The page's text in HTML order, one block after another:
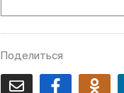
Поделиться
Email Facebook